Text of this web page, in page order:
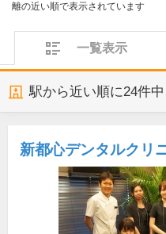
離の近い順で表示されています
一覧表示
駅から近い順に24件中
新都心デンタルクリ